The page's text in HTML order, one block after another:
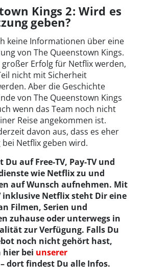
Kings 2: Wird es
geben?
keine Informationen über eine
von The Queenstown Kings.
Erfolg für Netflix werden,
nicht mit Sicherheit
Aber die Geschichte
von The Queenstown Kings
wenn das Team noch nicht
Reise angekommen ist.
davon aus, dass es eher
Netflix geben wird.
Du auf Free-TV, Pay-TV und
wie Netflix zu und
auf Wunsch aufnehmen. Mit
inklusive Netflix steht Dir eine
Filmen, Serien und
zuhause oder unterwegs in
zur Verfügung. Falls Du
noch nicht gehört hast,
hier bei unserer
dort findest Du alle Infos.